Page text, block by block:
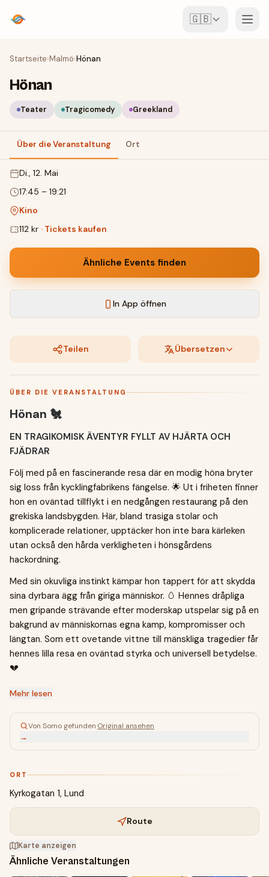
🇬🇧
Veranstaltungen
Karte
Locations
Für Veranstalter
Startseite›Malmö›Hönan
Hönan
Teater Tragicomedy Greekland
Über die Veranstaltung Ort
Di., 12. Mai
17:45 – 19:21
Kino
112 kr · Tickets kaufen
Ähnliche Events finden
In App öffnen
Teilen Übersetzen
ÜBER DIE VERANSTALTUNG
Hönan 🐔
EN TRAGIKOMISK ÄVENTYR FYLLT AV HJÄRTA OCH
FJÄDRAR
Följ med på en fascinerande resa där en modig höna bryter
sig loss från kycklingfabrikens fängelse. 🌟 Ut i friheten finner
hon en oväntad tillflykt i en nedgången restaurang på den
grekiska landsbygden. Här, bland trasiga stolar och
komplicerade relationer, upptäcker hon inte bara kärleken
utan också den hårda verkligheten i hönsgårdens
hackordning.
Med sin okuvliga instinkt kämpar hon tappert för att skydda
sina dyrbara ägg från giriga människor. 🥚 Hennes dråpliga
men gripande strävande efter moderskap utspelar sig på en
bakgrund av människornas egna kamp, kompromisser och
längtan. Som ett ovetande vittne till mänskliga tragedier får
hennes lilla resa en oväntad styrka och universell betydelse.
💔
Mehr lesen
Von Somo gefunden Original ansehen
→
ORT
Kyrkogatan 1, Lund
Route
Karte anzeigen
Ähnliche Veranstaltungen